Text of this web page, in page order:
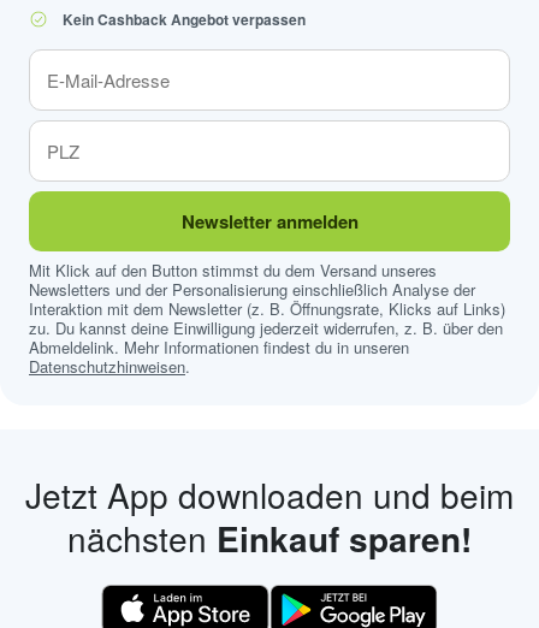
Kein Cashback Angebot verpassen
Newsletter anmelden
Mit Klick auf den Button stimmst du dem Versand unseres
Newsletters und der Personalisierung einschließlich Analyse der
Interaktion mit dem Newsletter (z. B. Öffnungsrate, Klicks auf Links)
zu. Du kannst deine Einwilligung jederzeit widerrufen, z. B. über den
Abmeldelink. Mehr Informationen findest du in unseren
Datenschutzhinweisen.
Jetzt App downloaden und beim
nächsten Einkauf sparen!